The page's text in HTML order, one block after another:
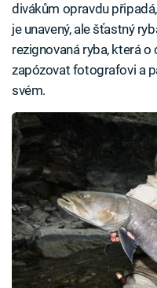
divákům opravdu
je unavený, ale šťastný
rezignovaná ryba, která
zapózovat fotografovi a
svém.